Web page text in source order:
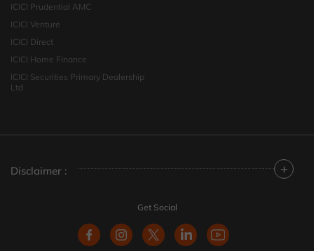
ICICI Prudential AMC
ICICI Venture
ICICI Direct
ICICI Home Finance
ICICI Securities Primary Dealership
Ltd
Disclaimer : +
Get Social